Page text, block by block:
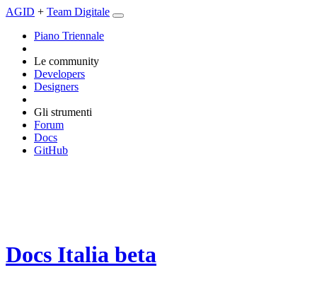
AGID + Team Digitale
Piano Triennale
Le community
Developers
Designers
Gli strumenti
Forum
Docs
GitHub
Docs Italia beta